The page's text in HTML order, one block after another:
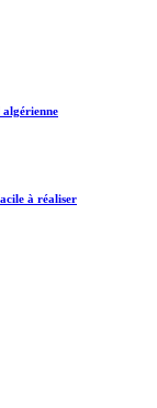
à réaliser